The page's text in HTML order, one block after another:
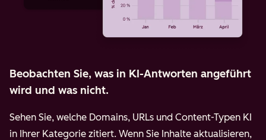
Beobachten Sie, was in KI-Antworten angeführt
wird und was nicht.
Sehen Sie, welche Domains, URLs und Content-Typen KI
in Ihrer Kategorie zitiert. Wenn Sie Inhalte aktualisieren,